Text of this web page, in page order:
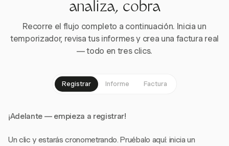
analiza, cobra
Recorre el flujo completo a continuación. Inicia un
temporizador, revisa tus informes y crea una factura real
— todo en tres clics.
Registrar Informe Factura
¡Adelante — empieza a registrar!
Un clic y estarás cronometrando. Pruébalo aquí: inicia un